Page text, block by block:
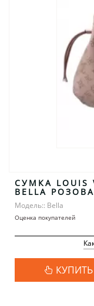
СУМКА LOUIS
BELLA
Модель:: Bella
Оценка покупателей
КУПИТЬ